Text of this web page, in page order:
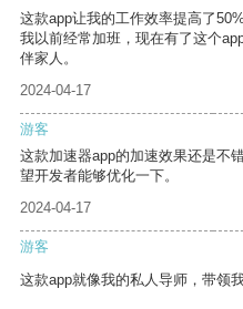
这款app让我的工作效率提高了
我以前经常加班，现在有了这个
伴家人。
2024-04-17
游客
这款加速器app的加速效果还是不
望开发者能够优化一下。
2024-04-17
游客
这款app就像我的私人导师，带领